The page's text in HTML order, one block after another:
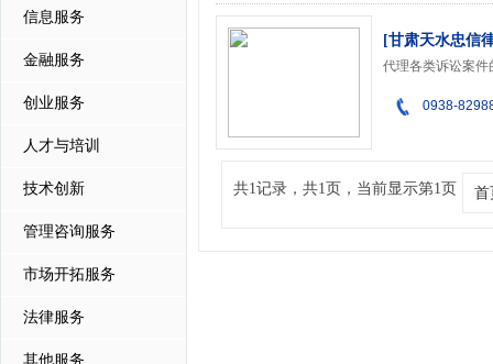
信息服务
金融服务
创业服务
人才与培训
技术创新
管理咨询服务
市场开拓服务
法律服务
其他服务
[甘肃天水忠信
0938-
共1记录，共1页，当前显示第1页 首